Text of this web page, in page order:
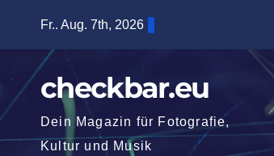
springen
Fr.. Aug. 7th, 2026
checkbar.eu
Dein Magazin für Fotografie,
Kultur und Musik